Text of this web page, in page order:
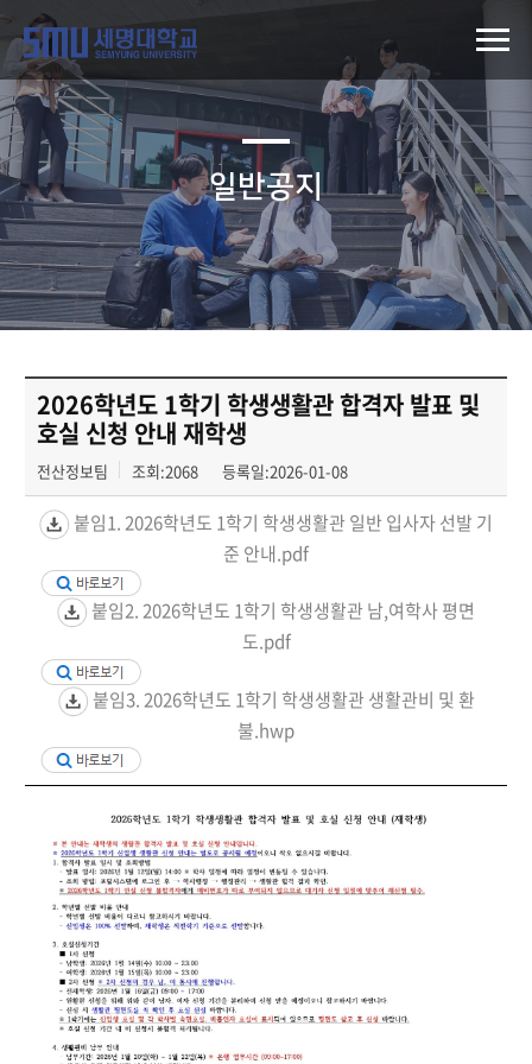
일반공지
2026학년도 1학기 학생생활관 합격자 발표 및
호실 신청 안내 재학생
전산정보팀 조회:2068 등록일:2026-01-08
준 안내.pdf
도.pdf
불.hwp